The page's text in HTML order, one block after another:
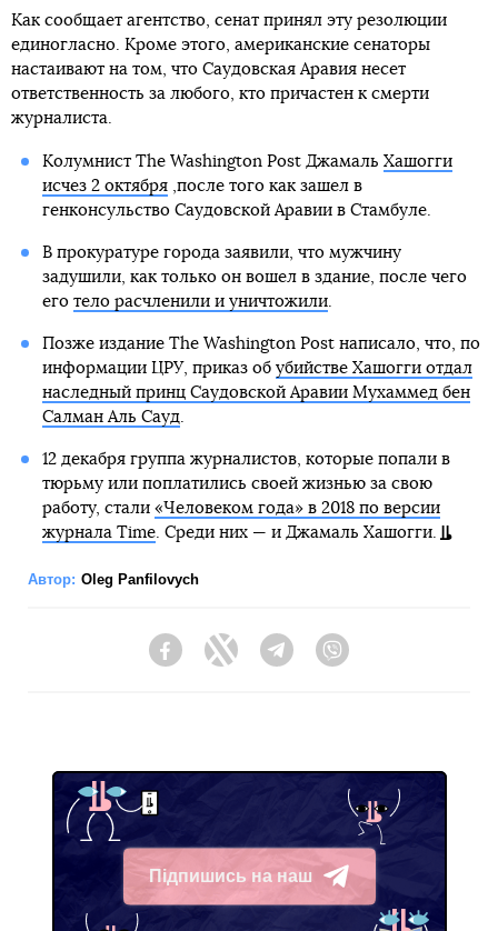
Как сообщает агентство, сенат принял эту резолюции
единогласно. Кроме этого, американские сенаторы
настаивают на том, что Саудовская Аравия несет
ответственность за любого, кто причастен к смерти
журналиста.
Колумнист The Washington Post Джамаль Хашогги
исчез 2 октября,после того как зашел в
генконсульство Саудовской Аравии в Стамбуле.
В прокуратуре города заявили, что мужчину
задушили, как только он вошел в здание, после чего
его тело расчленили и уничтожили.
Позже издание The Washington Post написало, что, по
информации ЦРУ, приказ об убийстве Хашогги отдал
наследный принц Саудовской Аравии Мухаммед бен
Салман Аль Сауд.
12 декабря группа журналистов, которые попали в
тюрьму или поплатились своей жизнью за свою
работу, стали «Человеком года» в 2018 по версии
журнала Time. Среди них — и Джамаль Хашогги.
Автор: Oleg Panfilovych
FacebookTwitter Telegram
Підпишись на наш
Telegram